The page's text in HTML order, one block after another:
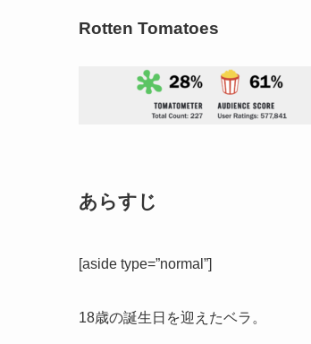
Rotten Tomatoes
あらすじ
[aside type=”normal”]
18歳の誕生日を迎えたベラ。